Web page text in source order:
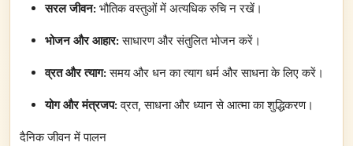
सरल जीवन: भौतिक वस्तुओं में अत्यधिक रुचि न रखें।
भोजन और आहार:साधारण और संतुलित भोजन करें।
व्रत और त्याग:समय और धन का त्याग धर्म और साधना के लिए करें।
योग और मंत्रजप:व्रत, साधना और ध्यान से आत्मा का शुद्धिकरण।
दैनिक जीवन में पालन